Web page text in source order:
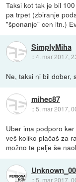
Taksi kot tak je bil
pa trpet (zbiranje
"šponanje" cen itn.)
SimplyMiha
::4. mar 2017,
Ne, taksi ni bil dober,
mihec87
::5. mar 2017,
Uber ima podporo
veš koliko plačaš za
možno te pelje še
:: 5. mar 2017,